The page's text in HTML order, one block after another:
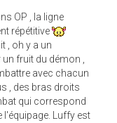
OP , la ligne
répétitive
, oh y a un
fruit du démon ,
avec chacun
, des bras droits
qui correspond
l'équipage. Luffy est